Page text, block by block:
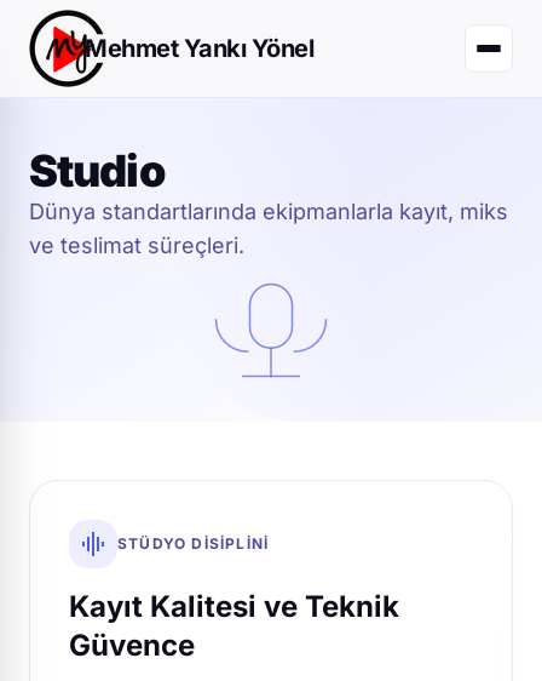
Mehmet Yankı Yönel
Studio
Dünya standartlarında ekipmanlarla kayıt, miks
ve teslimat süreçleri.
graphic_eq STÜDYO DISIPLINI
Kayıt Kalitesi ve Teknik
Güvence